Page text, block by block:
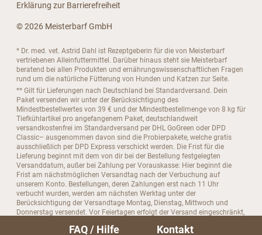
Erklärung zur Barrierefreiheit
© 2026 Meisterbarf GmbH
* Dr. med. vet. Astrid Dahl ist Rezeptgeberin für die von Meisterbarf
vertriebenen Alleinfuttermittel. Darüber hinaus steht sie Meisterbarf
beratend bei allen Produkten und ernährungswissenschaftlichen Fragen
rund um die natürliche Fütterung von Hunden und Katzen zur Seite.
** Gilt für Lieferungen nach Deutschland bei Standardversand. Dein
Paket versenden wir unter der Berücksichtigung des
Mindestbestellwertes von 39 € und der Mindestbestellmenge von 8 kg für
Tiefkühlartikel pro angefangenem Paket, deutschlandweit
versandkostenfrei im Standardversand per DHL GoGreen oder DPD
Classic– ausgenommen davon sind die Probierpakete, welche gratis
ausschließlich per DPD Express verschickt werden. Die Frist für die
Lieferung beginnt mit dem von dir bei der Bestellung festgelegten
Versanddatum, außer bei Zahlung per Vorauskasse: Hier beginnt die
Frist am nächstmöglichen Versandtag nach der Verbuchung auf
unserem Konto. Bestellungen, deren Zahlungen erst nach 11 Uhr
verbucht wurden, werden am nächsten Werktag unter der
Berücksichtigung der Versandtage Montag, Dienstag, Mittwoch und
Donnerstag versendet. Vor Feiertagen erfolgt der Versand eingeschränkt,
Standardversand grundsätzlich keine Laufzeitgarantie gibt.
FAQ / Hilfe Kontakt